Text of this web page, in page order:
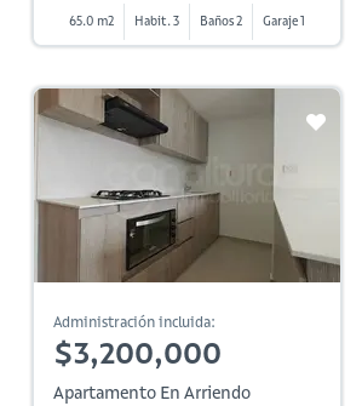
65.0 m2 Habit. 3 Baños 2 Garaje 1
Administración incluida:
$3,200,000
Apartamento En Arriendo